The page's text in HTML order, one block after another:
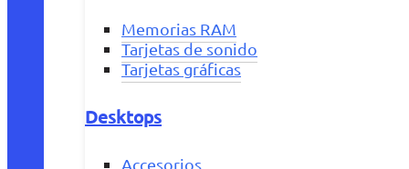
Memorias RAM
Tarjetas de sonido
Tarjetas gráficas
Desktops
Accesorios